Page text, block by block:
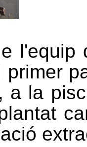
l'equip
primer
a la